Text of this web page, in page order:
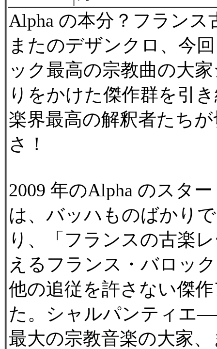
Alpha の本分？フラン
またのデザンクロ、今
ック最高の宗教曲の大
りをかけた傑作群を引
楽界最高の解釈者たち
さ！
2009 年のAlpha のスタ
は、バッハものばかり
り、「フランスの古楽
えるフランス・バロッ
他の追従を許さない傑
た。シャルパンティエ
最大の宗教音楽の大家